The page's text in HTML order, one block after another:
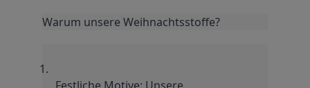
Warum unsere Weihnachtsstoffe?